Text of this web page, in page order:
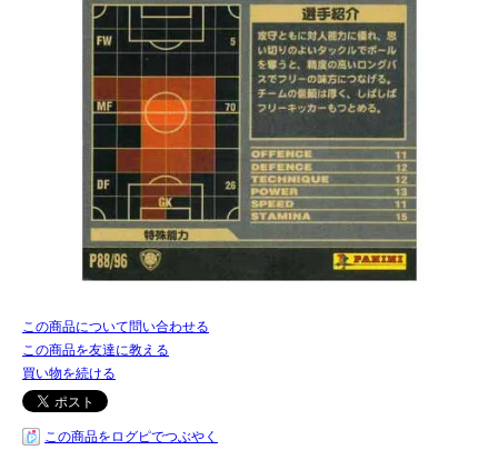
この商品について問い合わせる
この商品を友達に教える
買い物を続ける
この商品をログピでつぶやく